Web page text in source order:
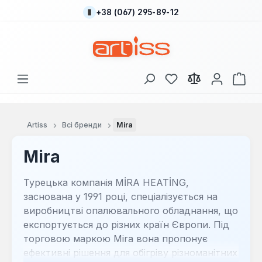
Перейти до основного вмісту
+38 (067) 295-89-12
У вас є 0 у списку
Artiss Всі бренди Mira
Mira
Турецька компанія MİRA HEATİNG,
заснована у 1991 році, спеціалізується на
виробництві опалювального обладнання, що
експортується до різних країн Європи. Під
торговою маркою Mira вона пропонує
ефективні рішення для обігріву різноманітних